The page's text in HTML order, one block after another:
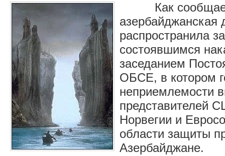
Как сообщает
азербайджанская
распространила
состоявшимся
заседанием
ОБСЕ, в котором
неприемлемости
представителей
Норвегии и
области защиты
Азербайджане.